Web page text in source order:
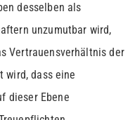
desselben als
unzumutbar wird,
Vertrauensverhältnis der
wird, dass eine
dieser Ebene